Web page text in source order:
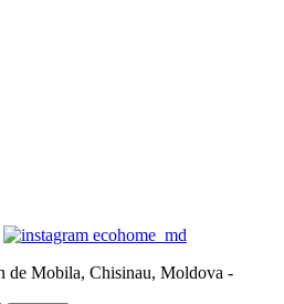
de Mobila, Chisinau, Moldova -